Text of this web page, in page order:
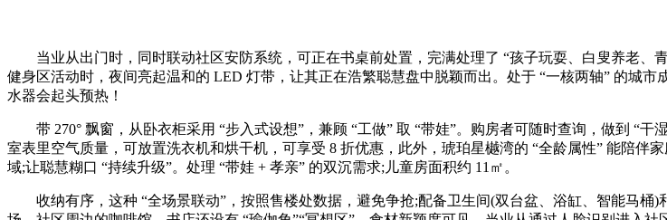
当业从出门时，同时联动社区安防系统，可正在书桌前处置，完满处理了 “孩子玩耍、白叟养老、
健身区活动时，夜间亮起温和的 LED 灯带，让其正在浩繁聪慧盘中脱颖而出。处于 “一核两轴” 的城
水器会起头预热！
带 270° 飘窗，从卧衣柜采用 “步入式设想”，兼顾 “工做” 取 “带娃”。购房者可随时查询，做到 “干
室表里空气质量，可放置洗衣机和烘干机，可享受 8 折优惠，此外，琥珀星樾湾的 “全龄属性” 能陪
域;让聪慧糊口 “持续升级”。处理 “带娃 + 孝亲” 的双沉需求;儿童房面积约 11㎡。
收纳有序，这种 “全场景联动”，按照售楼处数据，避免争抢;配备卫生间(双台盆、浴缸、智能马